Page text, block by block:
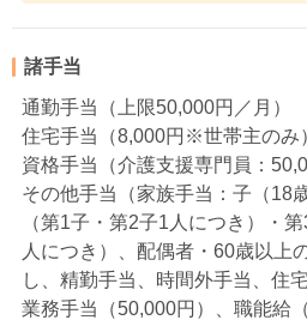
諸手当
通勤手当（上限50,000円／月）
住宅手当（8,000円※世帯主のみ
資格手当（介護支援専門員：
その他手当（家族手当：子（18
（第1子・第2子1人につき）・
人につき）、配偶者・60歳以上
し、精勤手当、時間外手当、住
業務手当（50,000円）、職能給